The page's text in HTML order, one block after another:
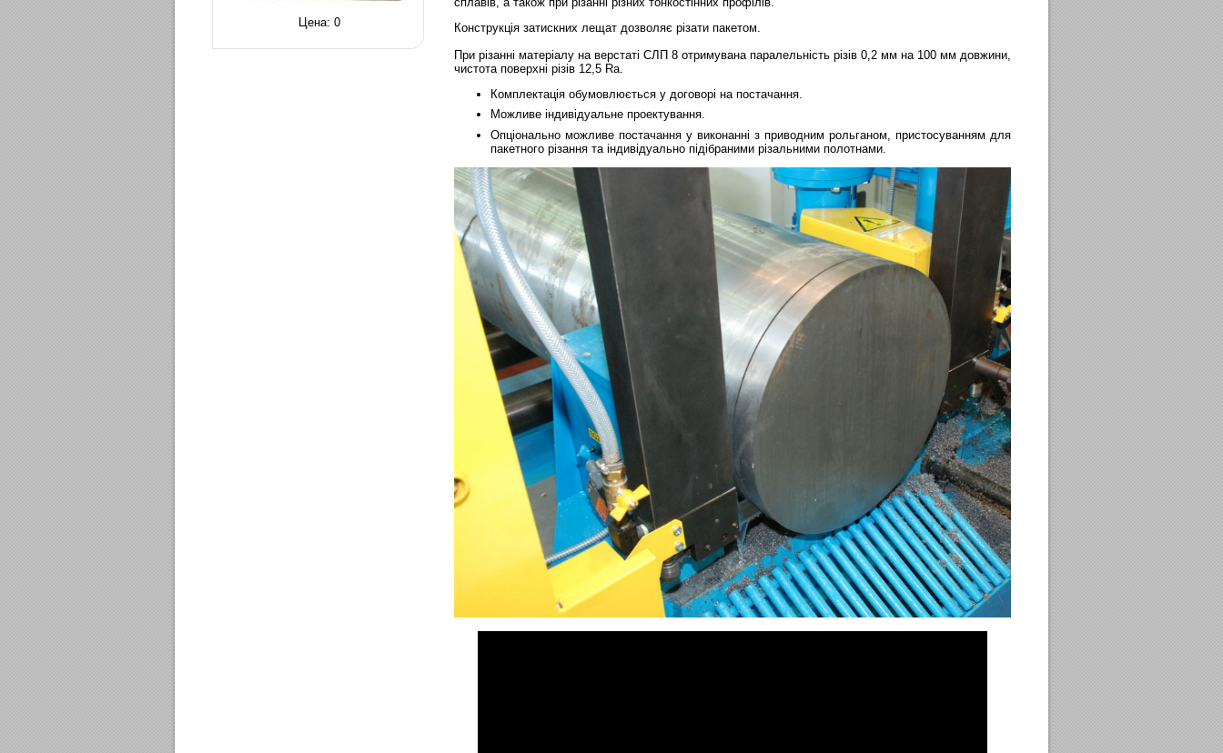
Цена: 0
Конструкція затискних лещат дозволяє різати пакетом.
При різанні матеріалу на верстаті СЛП 8 отримувана паралельність різів 0,2 мм на 100 мм довжини,
чистота поверхні різів 12,5 Ra.
Комплектація обумовлюється у договорі на постачання.
Можливе індивідуальне проектування.
Опціонально можливе постачання у виконанні з приводним рольганом, пристосуванням для
пакетного різання та індивідуально підібраними різальними полотнами.